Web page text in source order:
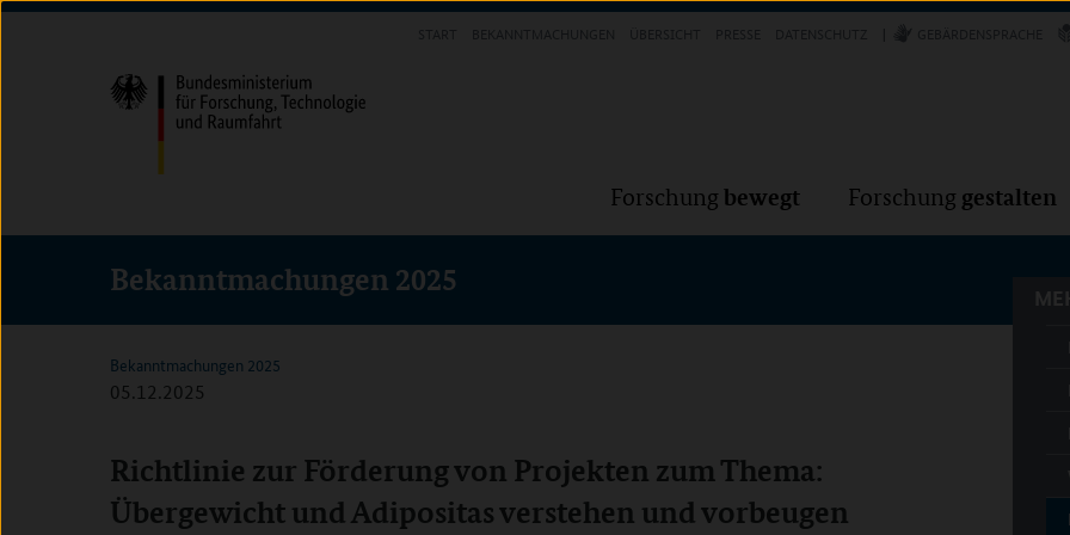
Direkt
(Eingabetaste)
Direkt
(Eingabetaste)
Direkt
(Eingabetaste)
Forschung bewegt Forschung gestalten
Bekanntmachungen 2025
Bekanntmachungen 2025
05.12.2025
Richtlinie zur Förderung von Projekten zum Thema:
Übergewicht und Adipositas verstehen und vorbeugen
Forschung Forschung